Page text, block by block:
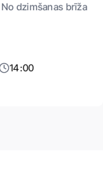
No dzimšanas brīža
14:00